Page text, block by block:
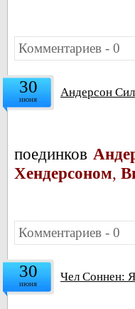
Комментариев - 0
30
июня Андерсон
поединков
Хендерсоном,
Комментариев - 0
30
июня Чел Соннен: